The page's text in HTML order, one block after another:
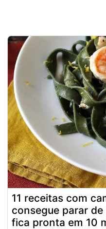
11 receitas com
consegue parar
fica pronta em 10